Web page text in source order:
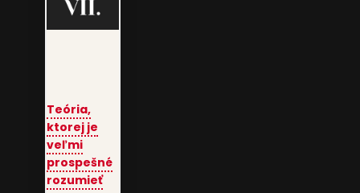
Teória,
ktorej je
veľmi
prospešné
rozumieť